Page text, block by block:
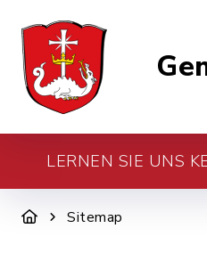
LERNEN SIE UNS
Sitemap